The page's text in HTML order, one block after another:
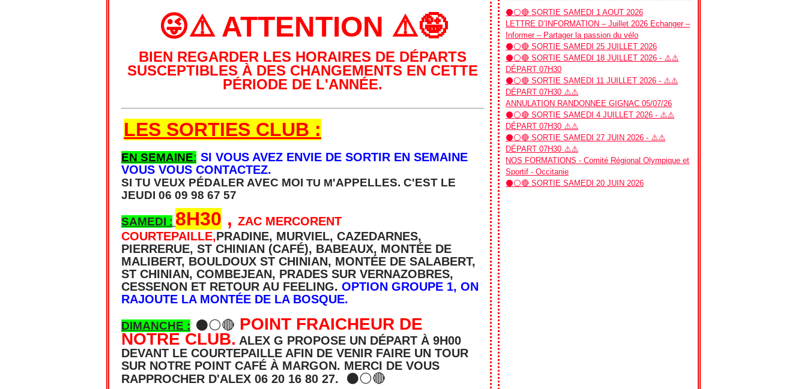
😜⚠️ ATTENTION ⚠️🤪
BIEN REGARDER LES HORAIRES DE DÉPARTS
SUSCEPTIBLES À DES CHANGEMENTS EN CETTE
PÉRIODE DE L'ANNÉE.
LES SORTIES CLUB :
EN SEMAINE: SI VOUS AVEZ ENVIE DE SORTIR EN SEMAINE
VOUS VOUS CONTACTEZ.
SI TU VEUX PÉDALER AVEC MOI TU M'APPELLES. C'EST LE
JEUDI 06 09 98 67 57
SAMEDI : 8H30 , ZAC MERCORENT
COURTEPAILLE,PRADINE, MURVIEL, CAZEDARNES,
PIERRERUE, ST CHINIAN (CAFÉ), BABEAUX, MONTÉE DE
MALIBERT, BOULDOUX ST CHINIAN, MONTÉE DE SALABERT,
ST CHINIAN, COMBEJEAN, PRADES SUR VERNAZOBRES,
CESSENON ET RETOUR AU FEELING. OPTION GROUPE 1, ON
RAJOUTE LA MONTÉE DE LA BOSQUE.
DIMANCHE : ⚫⚪🔴 POINT FRAICHEUR DE
NOTRE CLUB. ALEX G PROPOSE UN DÉPART À 9H00
DEVANT LE COURTEPAILLE AFIN DE VENIR FAIRE UN TOUR
SUR NOTRE POINT CAFÉ À MARGON. MERCI DE VOUS
RAPPROCHER D'ALEX 06 20 16 80 27. ⚫⚪🔴
⚫⚪🔴 SORTIE SAMEDI 1 AOUT 2026
LETTRE D’INFORMATION – Juillet 2026 Echanger –
Informer – Partager la passion du vélo
⚫⚪🔴 SORTIE SAMEDI 25 JUILLET 2026
⚫⚪🔴 SORTIE SAMEDI 18 JUILLET 2026 - ⚠️⚠️
DÉPART 07H30
⚫⚪🔴 SORTIE SAMEDI 11 JUILLET 2026 - ⚠️⚠️
DÉPART 07H30 ⚠️⚠️
ANNULATION RANDONNEE GIGNAC 05/07/26
⚫⚪🔴 SORTIE SAMEDI 4 JUILLET 2026 - ⚠️⚠️
DÉPART 07H30 ⚠️⚠️
⚫⚪🔴 SORTIE SAMEDI 27 JUIN 2026 - ⚠️⚠️
DÉPART 07H30 ⚠️⚠️
NOS FORMATIONS - Comité Régional Olympique et
Sportif - Occitanie
⚫⚪🔴 SORTIE SAMEDI 20 JUIN 2026